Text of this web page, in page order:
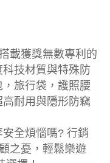
載獲獎無數專利的
技材質與特殊防
旅行袋，護照腰
耐用與隱形防竊
全煩惱嗎? 行銷
之憂，輕鬆樂遊